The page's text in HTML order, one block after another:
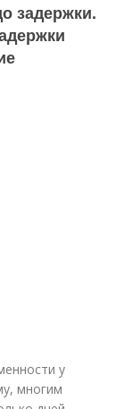
задержки.
у
многим